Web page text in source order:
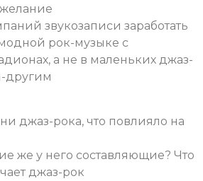
звукозаписи заработать
рок-музыке с
а не в маленьких джаз-
другим
джаз-рока, что повлияло на
же у него составляющие? Что
джаз-рок